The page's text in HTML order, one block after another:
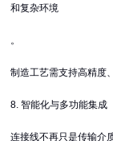
和复杂环境
。
制造工艺需支持高精度
8. 智能化与多功能集成
连接线不再只是传输介